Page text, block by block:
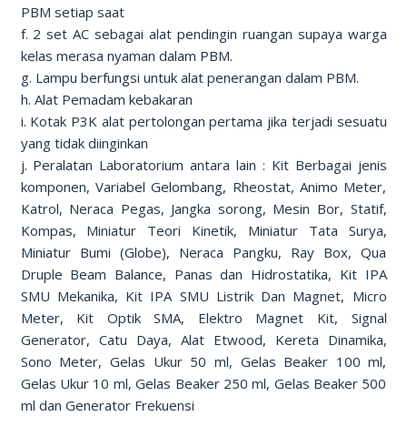
PBM setiap saat
f. 2 set AC sebagai alat pendingin ruangan supaya warga
kelas merasa nyaman dalam PBM.
g. Lampu berfungsi untuk alat penerangan dalam PBM.
h. Alat Pemadam kebakaran
i. Kotak P3K alat pertolongan pertama jika terjadi sesuatu
yang tidak diinginkan
j. Peralatan Laboratorium antara lain : Kit Berbagai jenis
komponen, Variabel Gelombang, Rheostat, Animo Meter,
Katrol, Neraca Pegas, Jangka sorong, Mesin Bor, Statif,
Kompas, Miniatur Teori Kinetik, Miniatur Tata Surya,
Miniatur Bumi (Globe), Neraca Pangku, Ray Box, Qua
Druple Beam Balance, Panas dan Hidrostatika, Kit IPA
SMU Mekanika, Kit IPA SMU Listrik Dan Magnet, Micro
Meter, Kit Optik SMA, Elektro Magnet Kit, Signal
Generator, Catu Daya, Alat Etwood, Kereta Dinamika,
Sono Meter, Gelas Ukur 50 ml, Gelas Beaker 100 ml,
Gelas Ukur 10 ml, Gelas Beaker 250 ml, Gelas Beaker 500
ml dan Generator Frekuensi